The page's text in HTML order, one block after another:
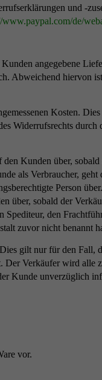
und -
www.paypal.com/de/
angegebene
Abweichend hiervon
Kosten.
Widerrufsrechts durch
Kunden über,
als Verbraucher,
Person
über, sobald der
Spediteur, den
zuvor nicht benannt
gilt nur für den Fall,
Der Verkäufer wird alle
Kunde unverzüglich
vor.